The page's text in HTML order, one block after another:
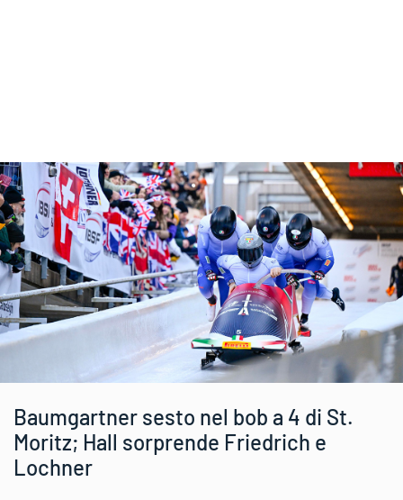
Baumgartner sesto nel bob a 4 di St.
Moritz; Hall sorprende Friedrich e
Lochner